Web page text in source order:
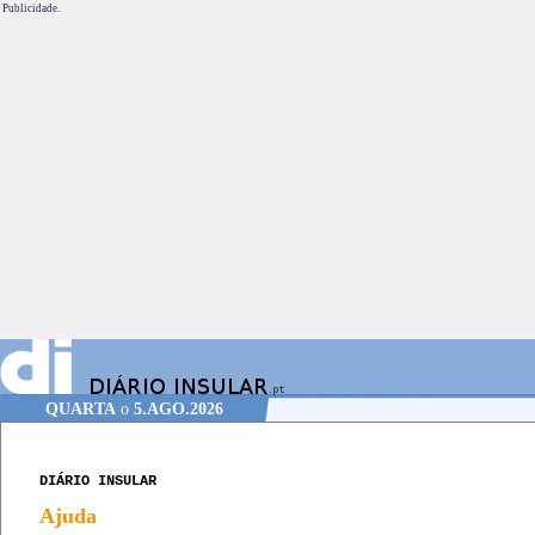
Publicidade.
QUARTA o 5.AGO.2026
DIÁRIO INSULAR
Ajuda